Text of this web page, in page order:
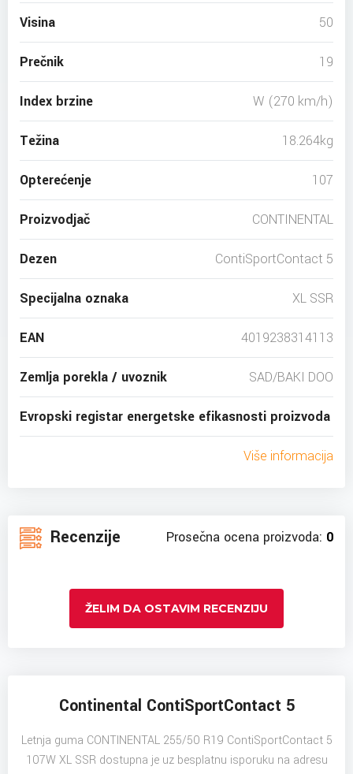
Visina 50
Prečnik 19
Index brzine W (270 km/h)
Težina 18.264kg
Opterećenje 107
Proizvodjač CONTINENTAL
Dezen ContiSportContact 5
Specijalna oznaka XL SSR
EAN 4019238314113
Zemlja porekla / uvoznik SAD/BAKI DOO
Evropski registar energetske efikasnosti proizvoda
Više informacija
Recenzije Prosečna ocena proizvoda: 0
ŽELIM DA OSTAVIM RECENZIJU
Continental ContiSportContact 5
Letnja guma CONTINENTAL 255/50 R19 ContiSportContact 5
107W XL SSR dostupna je uz besplatnu isporuku na adresu